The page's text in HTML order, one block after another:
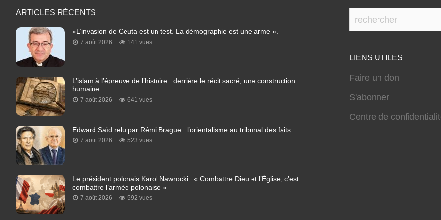
ARTICLES RÉCENTS
«L’invasion de Ceuta est un test. La démographie est une arme ».
7 août 2026 141 vues
L’islam à l’épreuve de l’histoire : derrière le récit sacré, une construction
humaine
7 août 2026 641 vues
Edward Saïd relu par Rémi Brague : l’orientalisme au tribunal des faits
7 août 2026 523 vues
Le président polonais Karol Nawrocki : « Combattre Dieu et l’Église, c’est
combattre l’armée polonaise »
7 août 2026 592 vues
LIENS UTILES
Faire un don
S'abonner
Centre de